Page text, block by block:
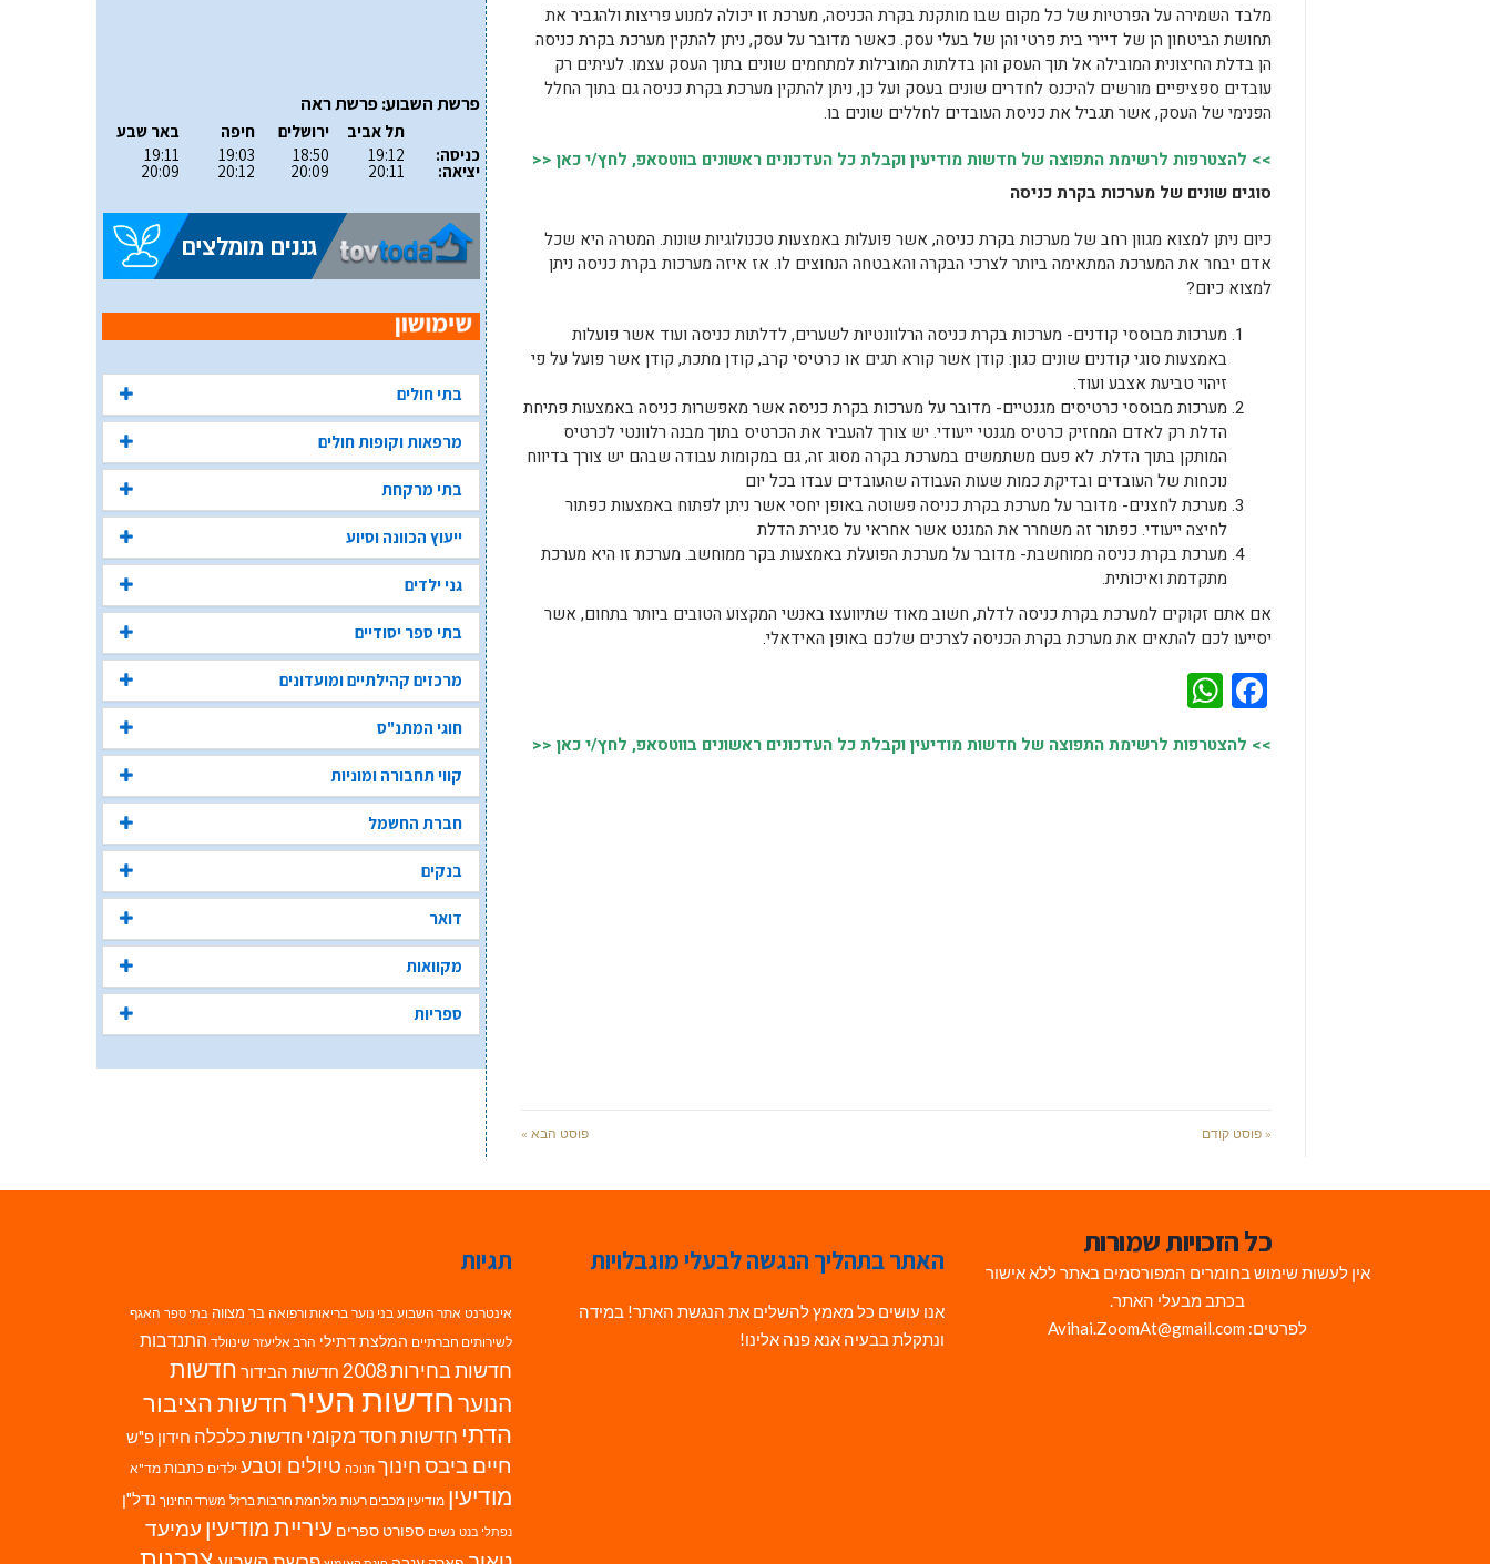
מלבד השמירה על הפרטיות של כל מקום שבו מותקנת בקרת הכניסה, מערכת זו יכולה למנוע פריצות ולהגביר את
תחושת הביטחון הן של דיירי בית פרטי והן של בעלי עסק. כאשר מדובר על עסק, ניתן להתקין מערכת בקרת כניסה
הן בדלת החיצונית המובילה אל תוך העסק והן בדלתות המובילות למתחמים שונים בתוך העסק עצמו. לעיתים רק
עובדים ספציפיים מורשים להיכנס לחדרים שונים בעסק ועל כן, ניתן להתקין מערכת בקרת כניסה גם בתוך החלל
הפנימי של העסק, אשר תגביל את כניסת העובדים לחללים שונים בו.
>> להצטרפות לרשימת התפוצה של חדשות מודיעין וקבלת כל העדכונים ראשונים בווטסאפ, לחץ/י כאן <<
סוגים שונים של מערכות בקרת כניסה
כיום ניתן למצוא מגוון רחב של מערכות בקרת כניסה, אשר פועלות באמצעות טכנולוגיות שונות. המטרה היא שכל
אדם יבחר את המערכת המתאימה ביותר לצרכי הבקרה והאבטחה הנחוצים לו. אז איזה מערכות בקרת כניסה ניתן
למצוא כיום?
מערכות מבוססי קודנים- מערכות בקרת כניסה הרלוונטיות לשערים, לדלתות כניסה ועוד אשר פועלות
באמצעות סוגי קודנים שונים כגון: קודן אשר קורא תגים או כרטיסי קרב, קודן מתכת, קודן אשר פועל על פי
זיהוי טביעת אצבע ועוד.
מערכות מבוססי כרטיסים מגנטיים- מדובר על מערכות בקרת כניסה אשר מאפשרות כניסה באמצעות פתיחת
הדלת רק לאדם המחזיק כרטיס מגנטי ייעודי. יש צורך להעביר את הכרטיס בתוך מבנה רלוונטי לכרטיס
המותקן בתוך הדלת. לא פעם משתמשים במערכת בקרה מסוג זה, גם במקומות עבודה שבהם יש צורך בדיווח
נוכחות של העובדים ובדיקת כמות שעות העבודה שהעובדים עבדו בכל יום
מערכת לחצנים- מדובר על מערכת בקרת כניסה פשוטה באופן יחסי אשר ניתן לפתוח באמצעות כפתור
לחיצה ייעודי. כפתור זה משחרר את המגנט אשר אחראי על סגירת הדלת
מערכת בקרת כניסה ממוחשבת- מדובר על מערכת הפועלת באמצעות בקר ממוחשב. מערכת זו היא מערכת
מתקדמת ואיכותית.
אם אתם זקוקים למערכת בקרת כניסה לדלת, חשוב מאוד שתיוועצו באנשי המקצוע הטובים ביותר בתחום, אשר
יסייעו לכם להתאים את מערכת בקרת הכניסה לצרכים שלכם באופן האידאלי.
Facebook
>> להצטרפות לרשימת התפוצה של חדשות מודיעין וקבלת כל העדכונים ראשונים בווטסאפ, לחץ/י כאן <<
« פוסט קודם פוסט הבא »
פרשת השבוע: פרשת ראה
כניסה:
יציאה:
תל אביב
19:12
20:11
ירושלים
18:50
20:09
חיפה
19:03
20:12
באר שבע
19:11
20:09
בתי חולים
מרפאות וקופות חולים
בתי מרקחת
ייעוץ הכוונה וסיוע
גני ילדים
בתי ספר יסודיים
מרכזים קהילתיים ומועדונים
חוגי המתנ"ס
קווי תחבורה ומוניות
חברת החשמל
בנקים
דואר
מקוואות
ספריות
כל הזכויות שמורות
אין לעשות שימוש בחומרים המפורסמים באתר ללא אישור
בכתב מבעלי האתר.
לפרטים: Avihai.ZoomAt@gmail.com
האתר בתהליך הנגשה לבעלי מוגבלויות
אנו עושים כל מאמץ להשלים את הנגשת האתר! במידה
ונתקלת בבעיה אנא פנה אלינו!
תגיות
אינטרנט אתר השבוע בני נוער בריאות ורפואה בר מצווה בתי ספר האגף
לשירותים חברתיים המלצת דתילי הרב אליעזר שינוולד התנדבות
חדשות בחירות 2008 חדשות הבידור חדשות
הנוערחדשות העירחדשות הציבור
הדתי חדשות חסד מקומי חדשות כלכלה חידון פ"ש
חיים ביבסחינוך חנוכה טיולים וטבע ילדים כתבות מד"א
מודיעין מודיעין מכבים רעות מלחמת חרבות ברזל משרד החינוך נדל"ן
נפתלי בנט נשים ספורט ספרים עיריית מודיעין עמיעד